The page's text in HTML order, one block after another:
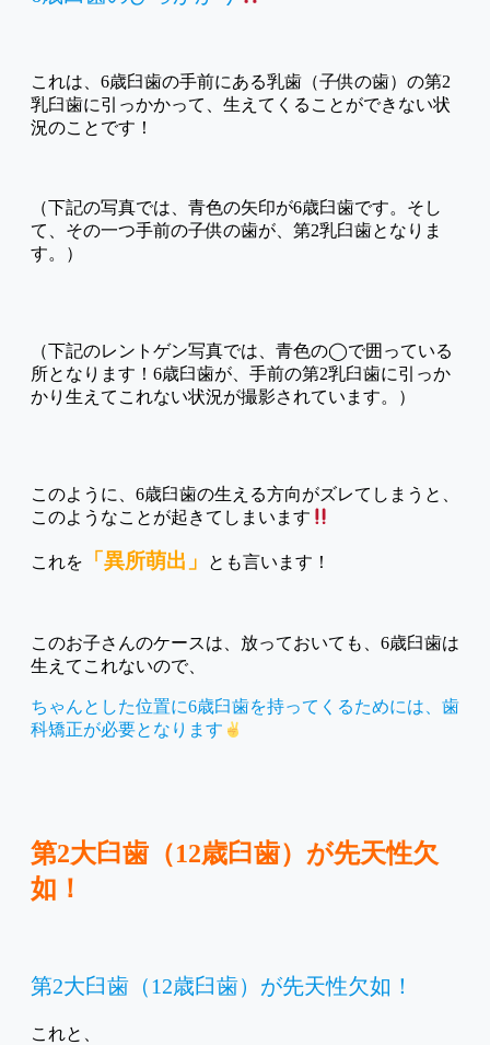
これは、6歳臼歯の手前にある乳歯（子供の歯）の第2
乳臼歯に引っかかって、生えてくることができない状
況のことです！
（下記の写真では、青色の矢印が6歳臼歯です。そし
て、その一つ手前の子供の歯が、第2乳臼歯となりま
す。）
（下記のレントゲン写真では、青色の◯で囲っている
所となります！6歳臼歯が、手前の第2乳臼歯に引っか
かり生えてこれない状況が撮影されています。）
このように、6歳臼歯の生える方向がズレてしまうと、
このようなことが起きてしまいます
これを 「異所萌出」 とも言います！
このお子さんのケースは、放っておいても、6歳臼歯は
生えてこれないので、
ちゃんとした位置に6歳臼歯を持ってくるためには、歯
科矯正が必要となります
第2大臼歯（12歳臼歯）が先天性欠
如！
第2大臼歯（12歳臼歯）が先天性欠如！
これと、